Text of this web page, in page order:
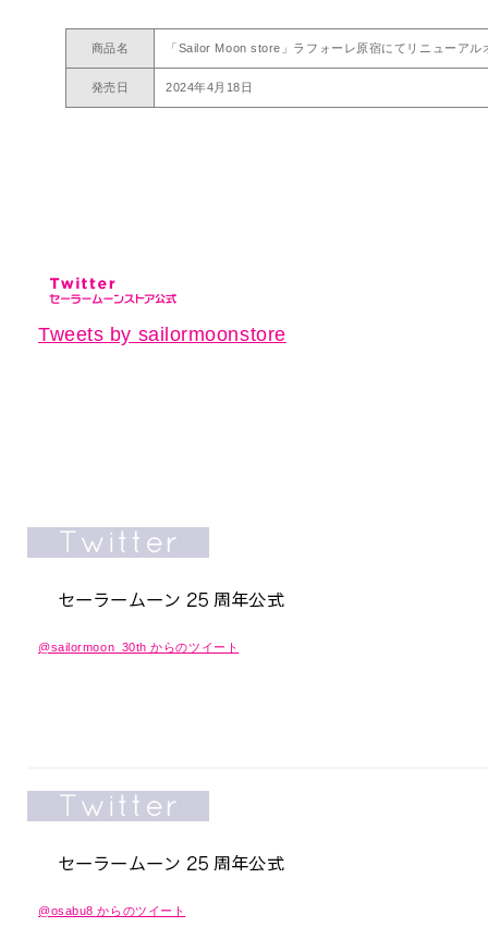
商品名 「Sailor Moon store」ラフォーレ原宿にてリニューアル
発売日 2024年4月18日
Tweets by sailormoonstore
@sailormoon_30th からのツイート
@osabu8 からのツイート